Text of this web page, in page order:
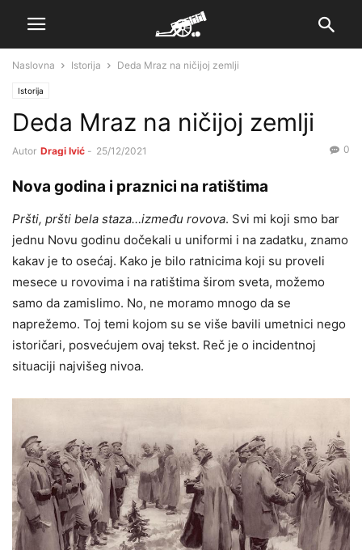
Naslovna Istorija Deda Mraz na ničijoj zemlji
Istorija
Deda Mraz na ničijoj zemlji
Autor Dragi Ivić - 25/12/2021 0
Nova godina i praznici na ratištima
Pršti, pršti bela staza…između rovova. Svi mi koji smo bar
jednu Novu godinu dočekali u uniformi i na zadatku, znamo
kakav je to osećaj. Kako je bilo ratnicima koji su proveli
mesece u rovovima i na ratištima širom sveta, možemo
samo da zamislimo. No, ne moramo mnogo da se
naprežemo. Toj temi kojom su se više bavili umetnici nego
istoričari, posvećujem ovaj tekst. Reč je o incidentnoj
situaciji najvišeg nivoa.